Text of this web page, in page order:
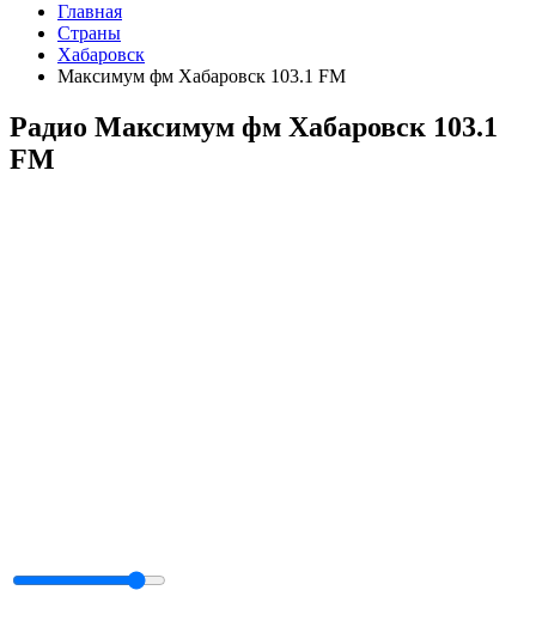
Главная
Страны
Хабаровск
Максимум фм Хабаровск 103.1 FM
Радио Максимум фм Хабаровск 103.1
FM